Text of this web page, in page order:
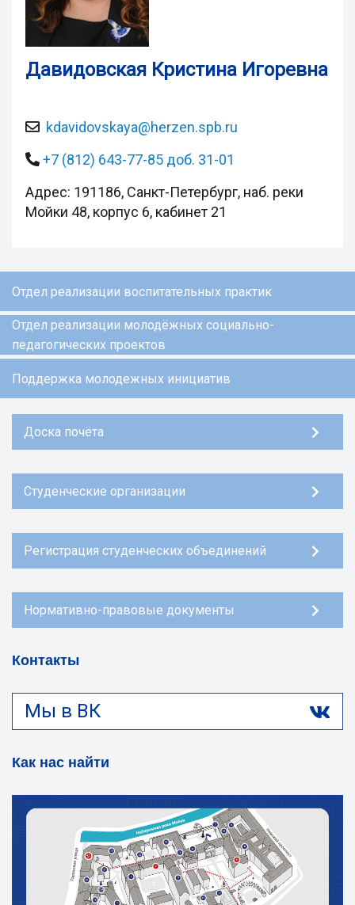
Давидовская Кристина Игоревна
kdavidovskaya@herzen.spb.ru
+7 (812) 643-77-85 доб. 31-01
Адрес: 191186, Санкт-Петербург, наб. реки
Мойки 48, корпус 6, кабинет 21
Отдел реализации воспитательных практик
Отдел реализации молодёжных социально-
педагогических проектов
Поддержка молодежных инициатив
Доска почёта
Студенческие организации
Регистрация студенческих объединений
Нормативно-правовые документы
Контакты
Мы в ВК
Как нас найти